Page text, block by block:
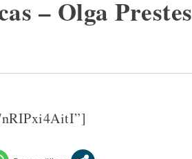
– Olga Prestes